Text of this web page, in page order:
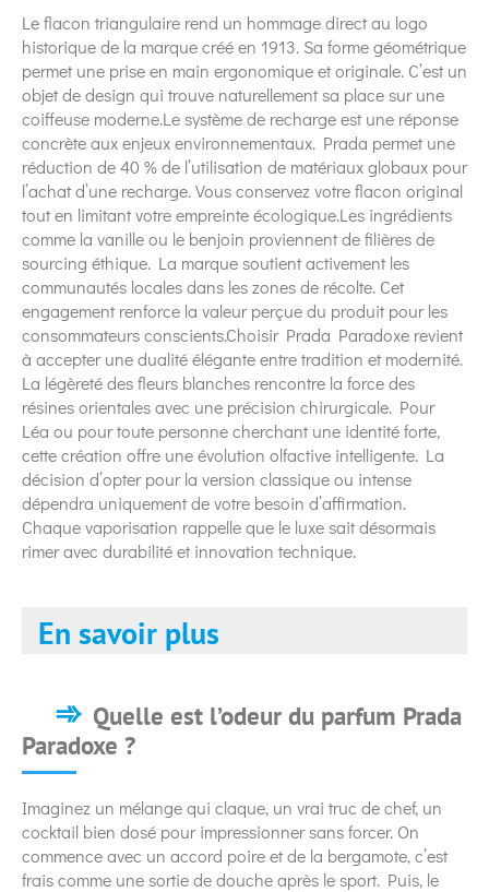
Le flacon triangulaire rend un hommage direct au logo
historique de la marque créé en 1913. Sa forme géométrique
permet une prise en main ergonomique et originale. C’est un
objet de design qui trouve naturellement sa place sur une
coiffeuse moderne.Le système de recharge est une réponse
concrète aux enjeux environnementaux. Prada permet une
réduction de 40 % de l’utilisation de matériaux globaux pour
l’achat d’une recharge. Vous conservez votre flacon original
tout en limitant votre empreinte écologique.Les ingrédients
comme la vanille ou le benjoin proviennent de filières de
sourcing éthique. La marque soutient activement les
communautés locales dans les zones de récolte. Cet
engagement renforce la valeur perçue du produit pour les
consommateurs conscients.Choisir Prada Paradoxe revient
à accepter une dualité élégante entre tradition et modernité.
La légèreté des fleurs blanches rencontre la force des
résines orientales avec une précision chirurgicale. Pour
Léa ou pour toute personne cherchant une identité forte,
cette création offre une évolution olfactive intelligente. La
décision d’opter pour la version classique ou intense
dépendra uniquement de votre besoin d’affirmation.
Chaque vaporisation rappelle que le luxe sait désormais
rimer avec durabilité et innovation technique.
En savoir plus
Quelle est l’odeur du parfum Prada
Paradoxe ?
Imaginez un mélange qui claque, un vrai truc de chef, un
cocktail bien dosé pour impressionner sans forcer. On
commence avec un accord poire et de la bergamote, c’est
frais comme une sortie de douche après le sport. Puis, le